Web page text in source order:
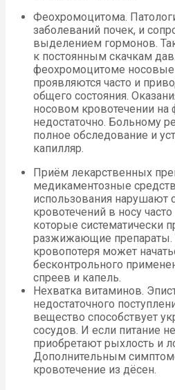
Феохромоцитома.
заболеваний почек, и
выделением гормонов.
к постоянным скачкам
феохромоцитоме носовые
проявляются часто и
общего состояния.
носовом кровотечении на
недостаточно. Больному
полное обследование и
капилляр.
Приём лекарственных
медикаментозные
использования нарушают
кровотечений в носу
которые систематически
разжижающие препараты.
кровопотеря может
бесконтрольного
спреев и капель.
Нехватка витаминов.
недостаточного
вещество способствует
сосудов. И если питание
приобретают рыхлость и
Дополнительным
кровотечение из дёсен.